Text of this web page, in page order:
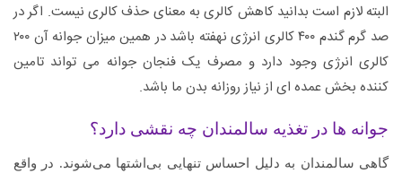
البته لازم است بدانید کاهش کالری به معنای حذف کالری نیست. اگر در
صد گرم گندم ۴۰۰ کالری انرژی نهفته باشد در همین میزان جوانه آن ۲۰۰
کالری انرژی وجود دارد و مصرف یک فنجان جوانه می تواند تامین
کننده بخش عمده ای از نیاز روزانه بدن ما باشد.
جوانه‌ ها در تغذیه سالمندان چه نقشی دارد؟
گاهی سالمندان به دلیل احساس تنهایی بی‌اشتها می‌شوند. در واقع